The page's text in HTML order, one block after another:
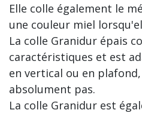
Elle colle également le
une couleur miel
La colle Granidur épais
caractéristiques et est
en vertical ou en
absolument pas.
La colle Granidur est